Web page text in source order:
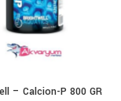
– Calcion-P 800 GR